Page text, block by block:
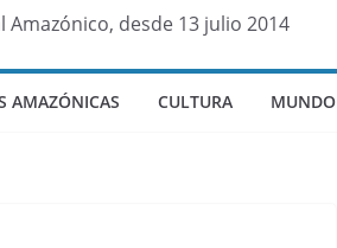
Amazónico, desde 13 julio 2014
AMAZÓNICAS CULTURA MUNDO